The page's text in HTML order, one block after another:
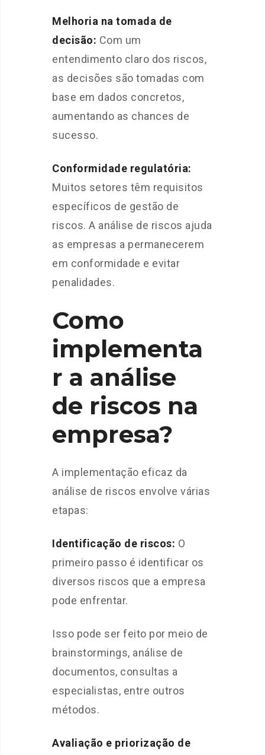
Melhoria na tomada de
decisão: Com um
entendimento claro dos riscos,
as decisões são tomadas com
base em dados concretos,
aumentando as chances de
sucesso.
Conformidade regulatória:
Muitos setores têm requisitos
específicos de gestão de
riscos. A análise de riscos ajuda
as empresas a permanecerem
em conformidade e evitar
penalidades.
Como
implementa
r a análise
de riscos na
empresa?
A implementação eficaz da
análise de riscos envolve várias
etapas:
Identificação de riscos: O
primeiro passo é identificar os
diversos riscos que a empresa
pode enfrentar.
Isso pode ser feito por meio de
brainstormings, análise de
documentos, consultas a
especialistas, entre outros
métodos.
Avaliação e priorização de